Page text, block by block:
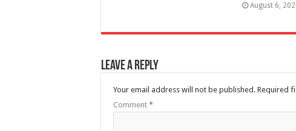
August 6,
Leave a Reply
Your email address will not be published. Required
Comment *